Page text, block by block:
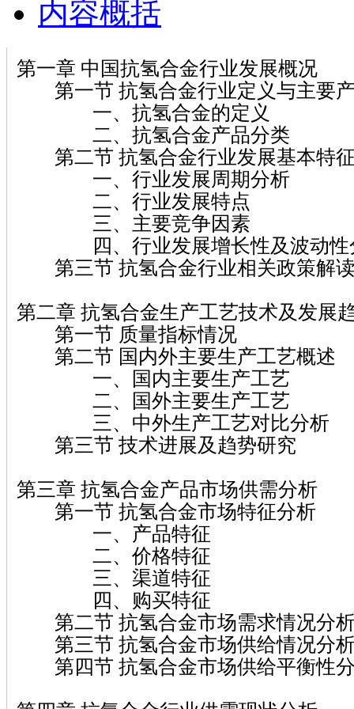
内容概括
第一章 中国抗氢合金行业发展概况
第一节 抗氢合金行业定义与主要
一、抗氢合金的定义
二、抗氢合金产品分类
第二节 抗氢合金行业发展基本特
一、行业发展周期分析
二、行业发展特点
三、主要竞争因素
四、行业发展增长性及波动性
第三节 抗氢合金行业相关政策解
第二章 抗氢合金生产工艺技术及发展
第一节 质量指标情况
第二节 国内外主要生产工艺概述
一、国内主要生产工艺
二、国外主要生产工艺
三、中外生产工艺对比分析
第三节 技术进展及趋势研究
第三章 抗氢合金产品市场供需分析
第一节 抗氢合金市场特征分析
一、产品特征
二、价格特征
三、渠道特征
四、购买特征
第二节 抗氢合金市场需求情况分
第三节 抗氢合金市场供给情况分
第四节 抗氢合金市场供给平衡性